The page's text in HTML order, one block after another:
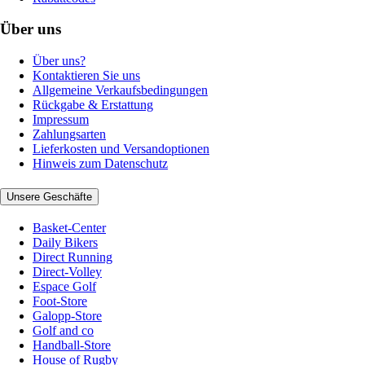
Über uns
Über uns?
Kontaktieren Sie uns
Allgemeine Verkaufsbedingungen
Rückgabe & Erstattung
Impressum
Zahlungsarten
Lieferkosten und Versandoptionen
Hinweis zum Datenschutz
Unsere Geschäfte
Basket-Center
Daily Bikers
Direct Running
Direct-Volley
Espace Golf
Foot-Store
Galopp-Store
Golf and co
Handball-Store
House of Rugby